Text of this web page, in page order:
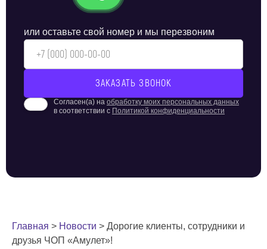
или оставьте свой номер и мы перезвоним
Согласен(а) на обработку моих персональных данных
в соответствии с Политикой конфиденциальности
Главная > Новости > Дорогие клиенты, сотрудники и
друзья ЧОП «Амулет»!